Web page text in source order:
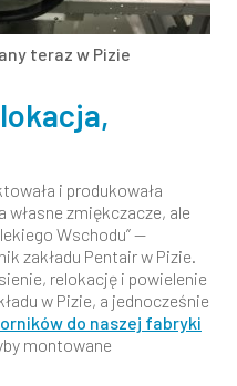
teraz w Pizie
i produkowała
własne zmiękczacze, ale
Wschodu” —
zakładu Pentair w Pizie.
relokację i powielenie
w Pizie, a jednocześnie
do naszej fabryki
montowane